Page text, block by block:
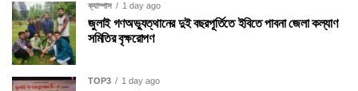
ক্যাম্পাস 1 day ago
জুলাই গণঅভ্যুত্থানের দুই বছরপূর্তিতে ইবিতে পাবনা জেলা কল্যাণ
সমিতির বৃক্ষরোপণ
TOP3 1 day ago